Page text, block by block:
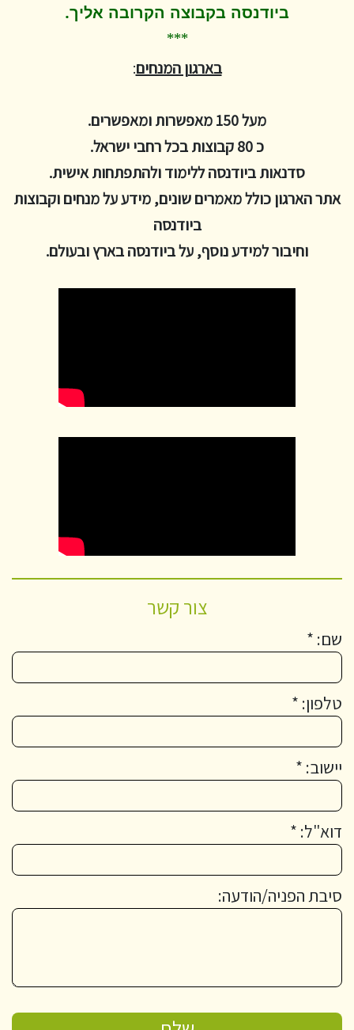
ביודנסה בקבוצה הקרובה אליך.
***
בארגון המנחים:
מעל 150 מאפשרות ומאפשרים.
כ 80 קבוצות בכל רחבי ישראל.
סדנאות ביודנסה ללימוד ולהתפתחות אישית.
אתר הארגון כולל מאמרים שונים, מידע על מנחים וקבוצות
ביודנסה
וחיבור למידע נוסף, על ביודנסה בארץ ובעולם.
צור קשר
שם: *
טלפון: *
יישוב: *
דוא"ל: *
סיבת הפניה/הודעה: